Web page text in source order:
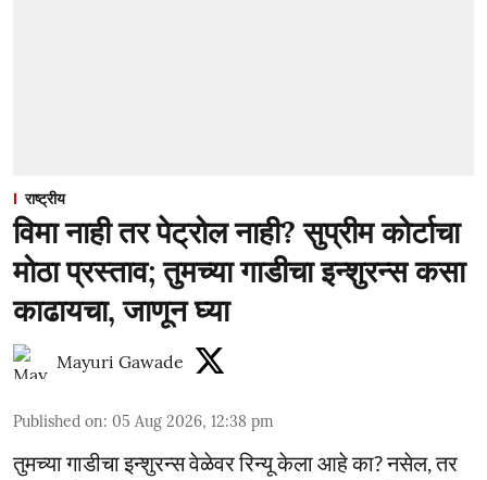
राष्ट्रीय
विमा नाही तर पेट्रोल नाही? सुप्रीम कोर्टाचा
मोठा प्रस्ताव; तुमच्या गाडीचा इन्शुरन्स कसा
काढायचा, जाणून घ्या
Mayuri Gawade
Published on: 05 Aug 2026, 12:38 pm
तुमच्या गाडीचा इन्शुरन्स वेळेवर रिन्यू केला आहे का? नसेल, तर